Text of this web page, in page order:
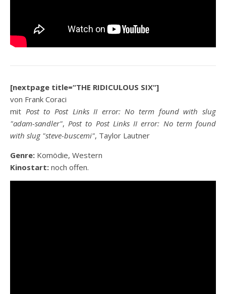
[nextpage title=“THE RIDICULOUS SIX“]
von Frank Coraci
mit Post to Post Links II error: No term found with slug
"adam-sandler",Post to Post Links II error: No term found
with slug "steve-buscemi", Taylor Lautner
Genre: Komödie, Western
Kinostart: noch offen.